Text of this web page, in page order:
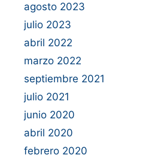
agosto 2023
julio 2023
abril 2022
marzo 2022
septiembre 2021
julio 2021
junio 2020
abril 2020
febrero 2020